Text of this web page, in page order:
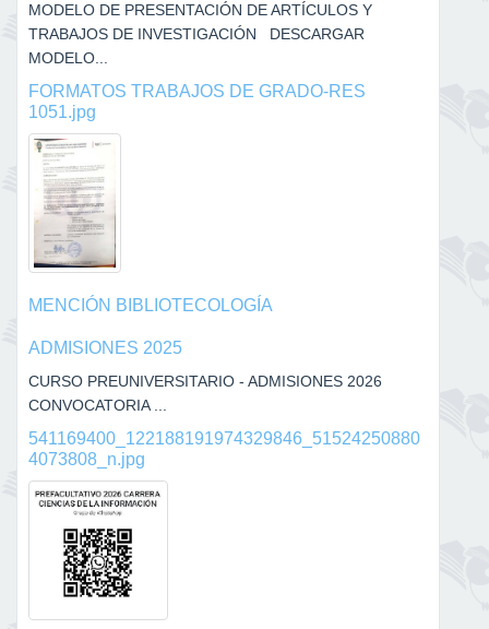
MODELO DE PRESENTACIÓN DE ARTÍCULOS Y
TRABAJOS DE INVESTIGACIÓN DESCARGAR
MODELO...
FORMATOS TRABAJOS DE GRADO-RES
1051.jpg
MENCIÓN BIBLIOTECOLOGÍA
ADMISIONES 2025
CURSO PREUNIVERSITARIO - ADMISIONES 2026
CONVOCATORIA ...
541169400_122188191974329846_51524250880
4073808_n.jpg